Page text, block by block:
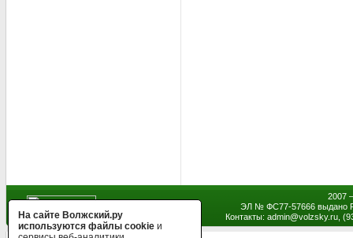
2007
ЭЛ № ФС77-57666 выдано
Контакты: admin@volzsky.ru,
На сайте Волжский.ру
используются файлы cookie и